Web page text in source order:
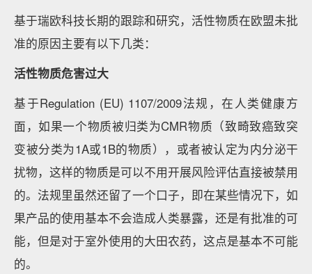
基于瑞欧科技长期的跟踪和研究，活性物质在欧盟未批
准的原因主要有以下几类：
活性物质危害过大
基于Regulation (EU) 1107/2009法规，在人类健康方
面，如果一个物质被归类为CMR物质（致畸致癌致突
变被分类为1A或1B的物质），或者被认定为内分泌干
扰物，这样的物质是可以不用开展风险评估直接被禁用
的。法规里虽然还留了一个口子，即在某些情况下，如
果产品的使用基本不会造成人类暴露，还是有批准的可
能，但是对于室外使用的大田农药，这点是基本不可能
的。